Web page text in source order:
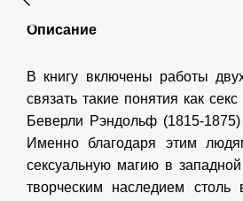
Описание
В книгу включены работы
связать такие понятия как
Беверли Рэндольф (1815-
Именно благодаря этим
сексуальную магию в
творческим наследием